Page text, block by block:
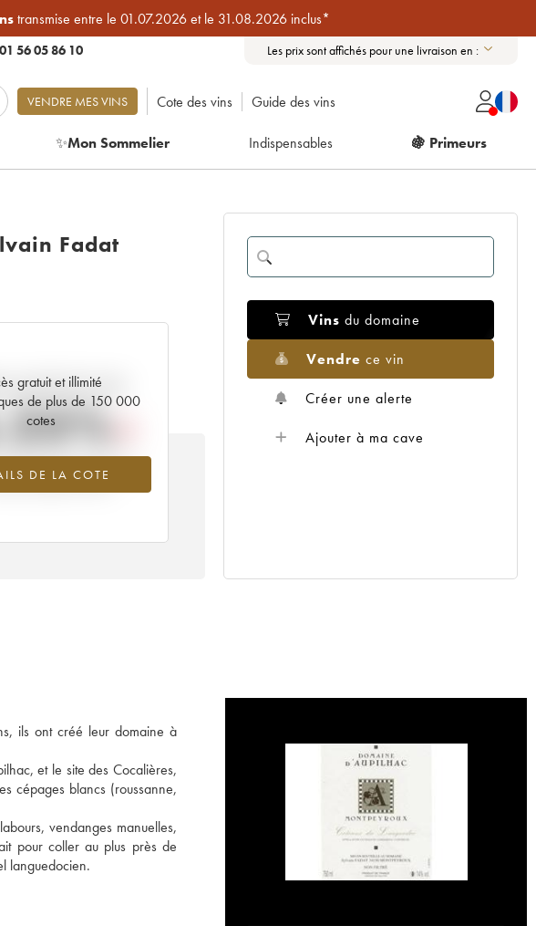
transmise entre le 01.07.2026 et le 31.08.2026 inclus*
01 56 05 86 10 Les prix sont affichés pour une livraison en :
VENDRE MES VINS Cote des vins Guide des vins
✨Mon Sommelier Indispensables 🍇 Primeurs
Fadat
gratuit et illimité
de plus de 150 000
cotes
DE LA COTE
actuelle de la cote
la baisse du millésime 2011
par rapport à 2025
Vins du domaine
Vendre ce vin
Créer une alerte
Ajouter à ma cave
ils ont créé leur domaine à
et le site des Cocalières,
cépages blancs (roussanne,
vendanges manuelles,
pour coller au plus près de
languedocien.